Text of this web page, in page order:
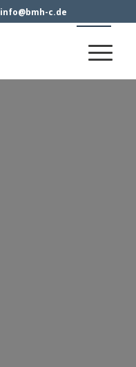
info@bmh-c.de